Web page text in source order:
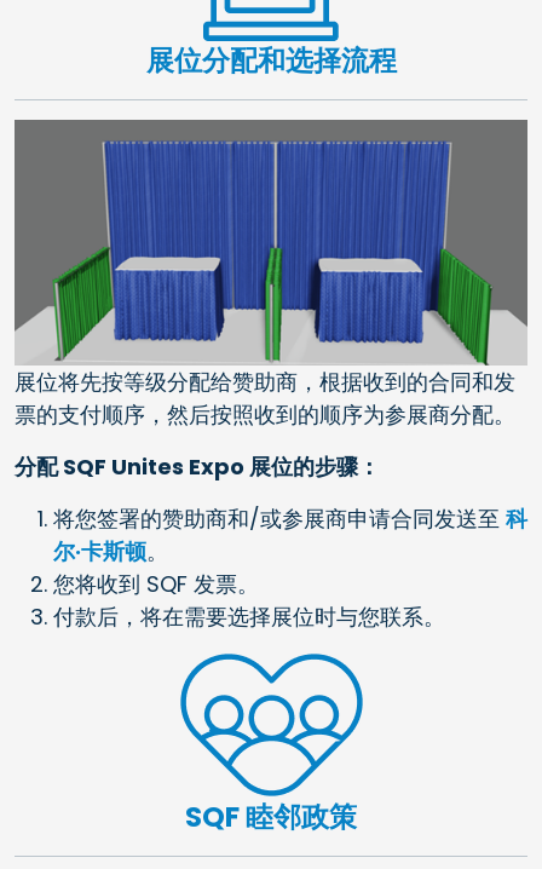
展位分配和选择流程
展位将先按等级分配给赞助商，根据收到的合同和发
票的支付顺序，然后按照收到的顺序为参展商分配。
分配 SQF Unites Expo 展位的步骤：
将您签署的赞助商和/或参展商申请合同发送至 科
尔·卡斯顿。
您将收到 SQF 发票。
付款后，将在需要选择展位时与您联系。
SQF 睦邻政策